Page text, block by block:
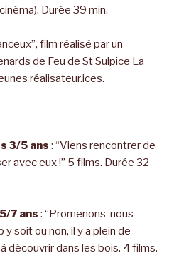
Durée 39 min.
film réalisé par un
de Feu de St Sulpice La
réalisateur.ices.
3/5 ans : “Viens rencontrer de
avec eux !” 5 films. Durée 32
7 ans : “Promenons-nous
y soit ou non, il y a plein de
découvrir dans les bois. 4 films.